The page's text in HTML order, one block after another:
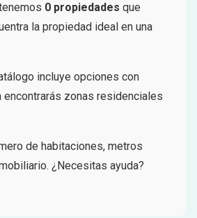
0 propiedades que
la propiedad ideal en una
incluye opciones con
zonas residenciales
de habitaciones, metros
¿Necesitas ayuda?